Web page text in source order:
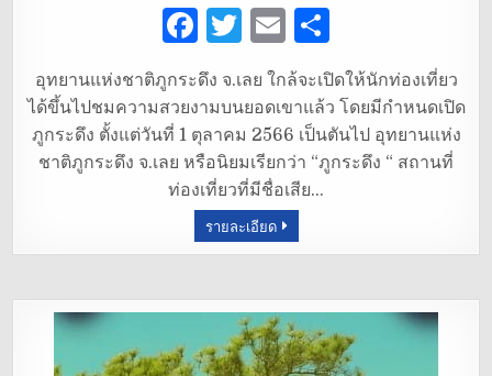
F
c
e
b
o
o
T
w
it
te
r
E
m
ai
l
h
ar
e
อุทยานแห่งชาติภูกระดึง จ.เลย ใกล้จะเปิดให้นักท่องเที่ยว
ได้ขึ้นไปชมความสวยงามบนยอดเขาแล้ว โดยมีกำหนดเปิด
ภูกระดึง ตั้งแต่วันที่ 1 ตุลาคม 2566 เป็นตันไป อุทยานแห่ง
ชาติภูกระดึง จ.เลย หรือนิยมเรียกว่า “ภูกระดึง “ สถานที่
ท่องเที่ยวที่มีชื่อเสีย…
รายละเอียด